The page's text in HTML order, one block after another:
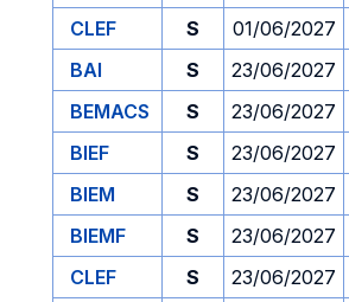
CLEF
S 01/06/2027
BAI
S 23/06/2027
BEMACS
S 23/06/2027
BIEF
S 23/06/2027
BIEM
S 23/06/2027
BIEMF
S 23/06/2027
CLEF
S 23/06/2027